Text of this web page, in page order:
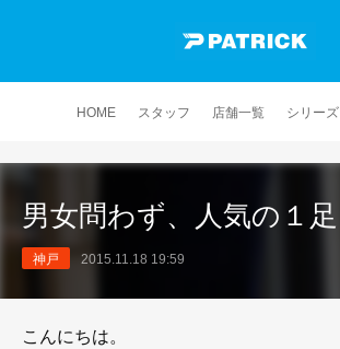
HOME スタッフ 店舗一覧 シリーズ
男女問わず、人気の１足
神戸 2015.11.18 19:59
こんにちは。